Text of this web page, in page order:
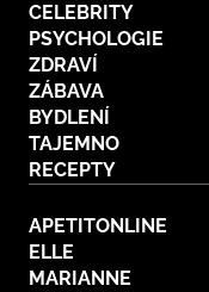
CELEBRITY
PSYCHOLOGIE
ZDRAVÍ
ZÁBAVA
BYDLENÍ
TAJEMNO
RECEPTY
APETITONLINE
ELLE
MARIANNE